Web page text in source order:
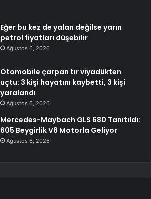
Eğer bu kez de yalan değilse yarın
petrol fiyatları düşebilir
Ağustos 6, 2026
Otomobile çarpan tır viyadükten
uçtu: 3 kişi hayatını kaybetti, 3 kişi
yaralandı
Ağustos 6, 2026
Mercedes-Maybach GLS 680 Tanıtıldı:
605 Beygirlik V8 Motorla Geliyor
Ağustos 6, 2026